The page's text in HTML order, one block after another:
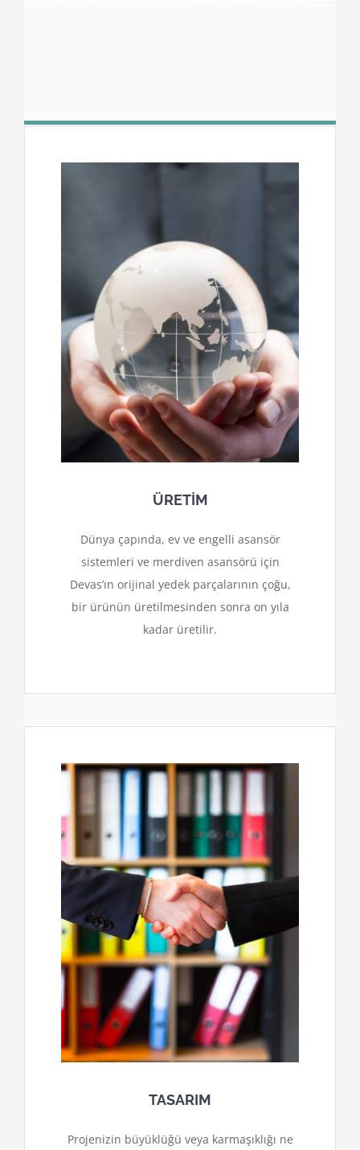
ÜRETİM
Dünya çapında, ev ve engelli asansör
sistemleri ve merdiven asansörü için
Devas’ın orijinal yedek parçalarının çoğu,
bir ürünün üretilmesinden sonra on yıla
kadar üretilir.
TASARIM
Projenizin büyüklüğü veya karmaşıklığı ne